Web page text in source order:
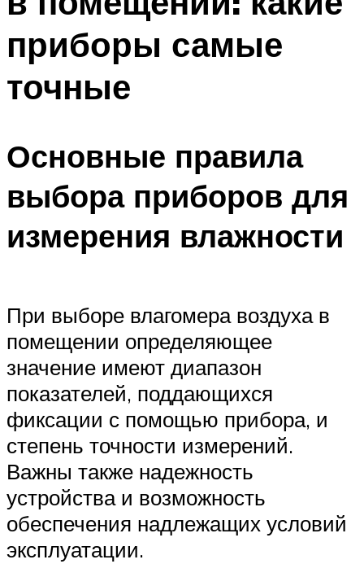
приборы самые
точные
Основные правила
выбора приборов для
измерения влажности
При выборе влагомера воздуха в
помещении определяющее
значение имеют диапазон
показателей, поддающихся
фиксации с помощью прибора, и
степень точности измерений.
Важны также надежность
устройства и возможность
обеспечения надлежащих условий
эксплуатации.